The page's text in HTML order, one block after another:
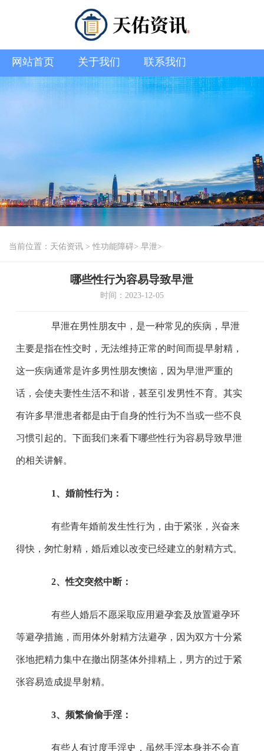
网站首页 关于我们 联系我们
当前位置： 天佑资讯> 性功能障碍> 早泄>
哪些性行为容易导致早泄
时间：2023-12-05
早泄在男性朋友中，是一种常见的疾病，早泄
主要是指在性交时，无法维持正常的时间而提早射精，
这一疾病通常是许多男性朋友懊恼，因为早泄严重的
话，会使夫妻性生活不和谐，甚至引发男性不育。其实
有许多早泄患者都是由于自身的性行为不当或一些不良
习惯引起的。下面我们来看下哪些性行为容易导致早泄
的相关讲解。
1、婚前性行为：
有些青年婚前发生性行为，由于紧张，兴奋来
得快，匆忙射精，婚后难以改变已经建立的射精方式。
2、性交突然中断：
有些人婚后不愿采取应用避孕套及放置避孕环
等避孕措施，而用体外射精方法避孕，因为双方十分紧
张地把精力集中在撤出阴茎体外排精上，男方的过于紧
张容易造成提早射精。
3、频繁偷偷手淫：
有些人有过度手淫史，虽然手淫本身并不会直